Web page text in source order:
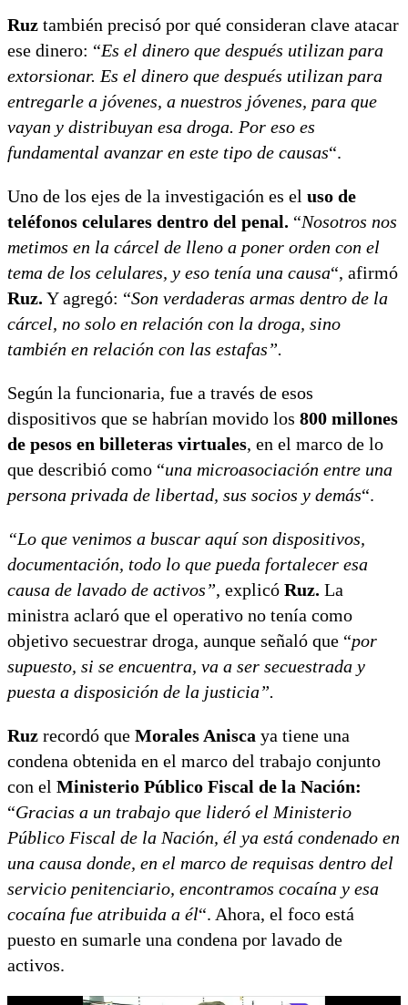
Ruz también precisó por qué consideran clave atacar
ese dinero: “Es el dinero que después utilizan para
extorsionar. Es el dinero que después utilizan para
entregarle a jóvenes, a nuestros jóvenes, para que
vayan y distribuyan esa droga. Por eso es
fundamental avanzar en este tipo de causas“.
Uno de los ejes de la investigación es el uso de
teléfonos celulares dentro del penal. “Nosotros nos
metimos en la cárcel de lleno a poner orden con el
tema de los celulares, y eso tenía una causa“, afirmó
Ruz. Y agregó: “Son verdaderas armas dentro de la
cárcel, no solo en relación con la droga, sino
también en relación con las estafas”.
Según la funcionaria, fue a través de esos
dispositivos que se habrían movido los 800 millones
de pesos en billeteras virtuales, en el marco de lo
que describió como “una microasociación entre una
persona privada de libertad, sus socios y demás“.
“Lo que venimos a buscar aquí son dispositivos,
documentación, todo lo que pueda fortalecer esa
causa de lavado de activos”, explicó Ruz. La
ministra aclaró que el operativo no tenía como
objetivo secuestrar droga, aunque señaló que “por
supuesto, si se encuentra, va a ser secuestrada y
puesta a disposición de la justicia”.
Ruz recordó que Morales Anisca ya tiene una
condena obtenida en el marco del trabajo conjunto
con el Ministerio Público Fiscal de la Nación:
“Gracias a un trabajo que lideró el Ministerio
Público Fiscal de la Nación, él ya está condenado en
una causa donde, en el marco de requisas dentro del
servicio penitenciario, encontramos cocaína y esa
cocaína fue atribuida a él“. Ahora, el foco está
puesto en sumarle una condena por lavado de
activos.